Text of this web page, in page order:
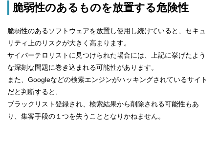
脆弱性のあるものを放置する危険性
脆弱性のあるソフトウェアを放置し使用し続けていると、セキュ
リティ上のリスクが大きく高まります。
サイバーテロリストに見つけられた場合には、上記に挙げたよう
な深刻な問題に巻き込まれる可能性があります。
また、Googleなどの検索エンジンがハッキングされているサイト
だと判断すると、
ブラックリスト登録され、検索結果から削除される可能性もあ
り、集客手段の１つを失うこととなりかねません。